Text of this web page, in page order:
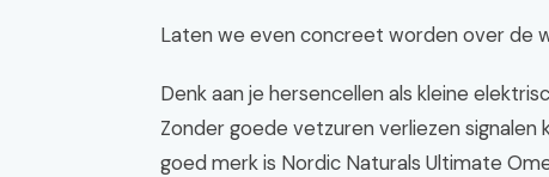
Laten we even concreet worden over de
Denk aan je hersencellen als kleine
Zonder goede vetzuren verliezen
goed merk is Nordic Naturals Ultimate